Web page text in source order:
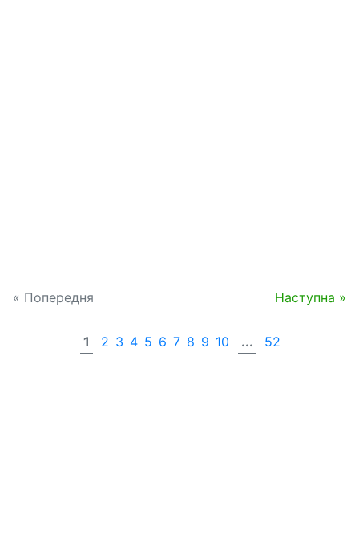
« Попередня Наступна »
1 2 3 4 5 6 7 8 9 10 ... 52